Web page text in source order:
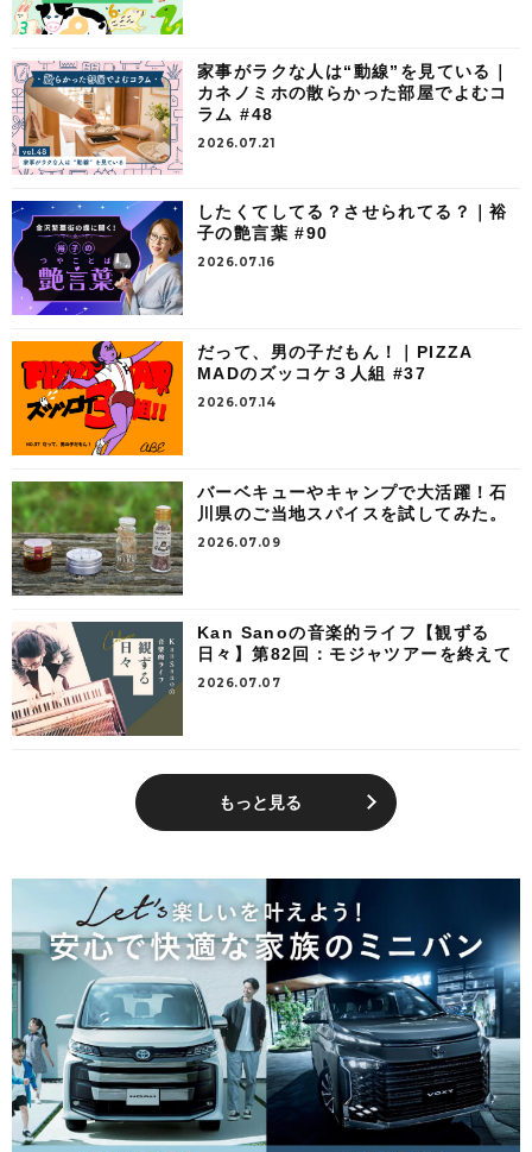
家事がラクな人は“動線”を見ている｜
カネノミホの散らかった部屋でよむコ
ラム #48
2026.07.21
したくてしてる？させられてる？｜裕
子の艶言葉 #90
2026.07.16
だって、男の子だもん！｜PIZZA
MADのズッコケ３人組 #37
2026.07.14
バーベキューやキャンプで大活躍！石
川県のご当地スパイスを試してみた。
2026.07.09
Kan Sanoの音楽的ライフ【観ずる
日々】第82回：モジャツアーを終えて
2026.07.07
もっと見る